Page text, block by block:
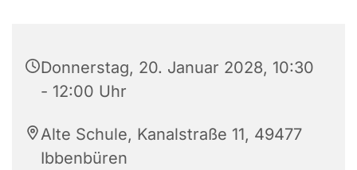
Donnerstag, 20. Januar 2028, 10:30
- 12:00 Uhr
Alte Schule, Kanalstraße 11, 49477
Ibbenbüren